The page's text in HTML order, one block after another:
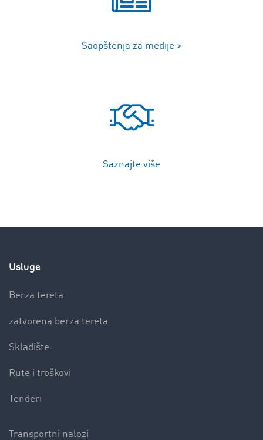
Saopštenja za medije >
Saznajte više
Usluge
Berza tereta
zatvorena berza tereta
Skladište
Rute i troškovi
Tenderi
Transportni nalozi